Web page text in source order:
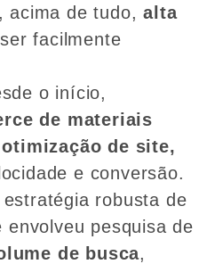
acima de tudo,alta
facilmente
o início,
de materiais
otimização de site,
e conversão.
robusta de
envolveu pesquisa de
de busca,